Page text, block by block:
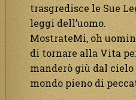
trasgredisce le Sue
leggi dell’uomo.
MostrateMi, oh
di tornare alla Vita
manderò giù dal
mondo pieno di